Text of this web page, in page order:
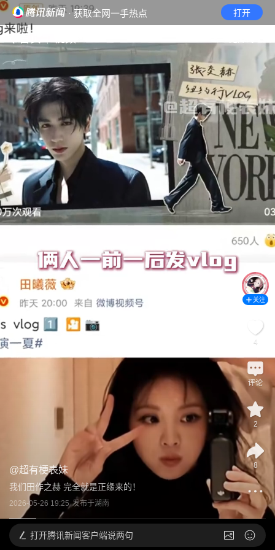
· 获取全网一手热点 打开
@超有梗表妹
我们田作之赫 完全就是正缘来的！
2026-05-26 19:25 发布于湖南
关注
4
评论
2
8
打开腾讯新闻客户端说两句